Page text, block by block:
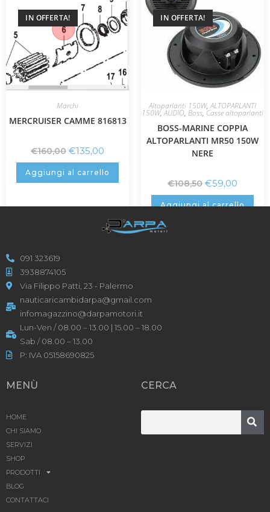
IN OFFERTA!
Marchi
MERCRUISER CAMME 816813
€160,00 €135,00
Aggiungi al carrello
IN OFFERTA!
Altoparlanti 150W,ALTOPARLANTI
150W,AUDIO, Boss, Casse altoparlanti
BOSS-MARINE COPPIA
ALTOPARLANTI MR50 150W
NERE
€108,50 €59,00
Aggiungi al carrello
091 323619
3938874105
Via Filippo Patti, 23 - Palermo
nauticaricambidarpa@gmail.com
infomagazzino@darpamotori.it
Lun-Ven / 08.00 – 13.00 | 15.00 – 18.00
Sab / 08.00 – 13.00
P: IVA 05158690825
MENÙ
HOME
CHI SIAMO
SERVIZI
SHOP
PRODOTTI
BLOG
CONTATTACI
CERCA